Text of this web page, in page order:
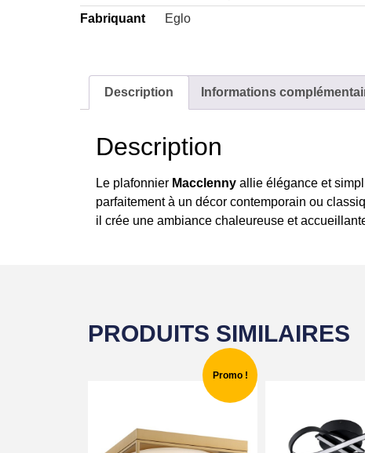
Fabriquant
Eglo
Description Informations
Description
Le plafonnier Macclenny allie élégance et
parfaitement à un décor contemporain ou
il crée une ambiance chaleureuse et
PRODUITS SIMILAIRES
Promo !